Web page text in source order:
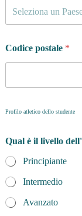
Seleziona un
Codice postale *
Profilo atletico dello studente
Qual è il livello
Principiante
Intermedio
Avanzato